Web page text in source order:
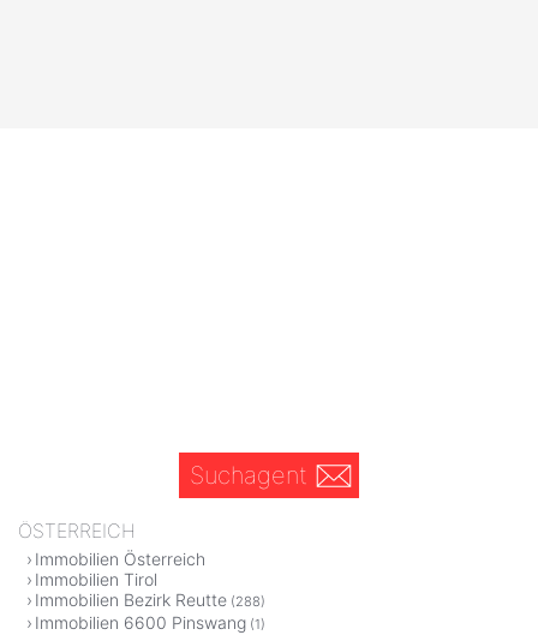
Suchagent
ÖSTERREICH
Immobilien Österreich
Immobilien Tirol
Immobilien Bezirk Reutte (288)
Immobilien 6600 Pinswang (1)